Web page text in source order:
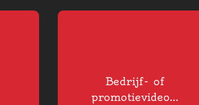
Bedrijf- of
promotievideo...